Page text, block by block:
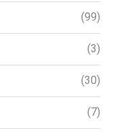
(99)
(3)
(30)
(7)